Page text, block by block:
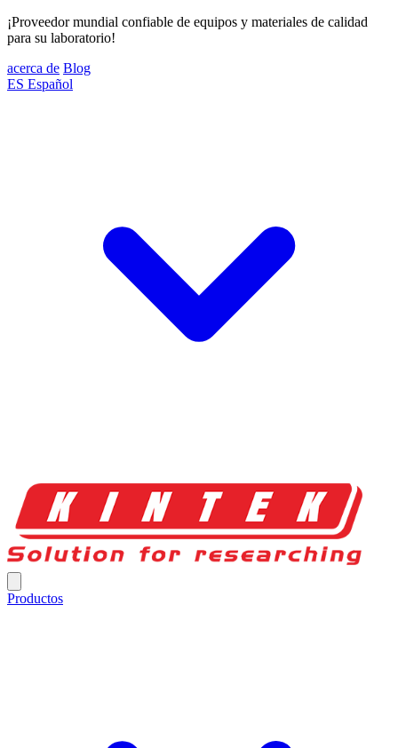
¡Proveedor mundial confiable de equipos y materiales de calidad
para su laboratorio!
acerca de Blog
ES Español
Productos